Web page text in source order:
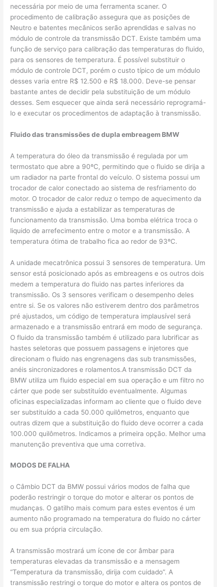
necessária por meio de uma ferramenta scaner. O
procedimento de calibração assegura que as posições de
Neutro e batentes mecânicos serão aprendidas e salvas no
módulo de controle da transmissão DCT. Existe também uma
função de serviço para calibração das temperaturas do fluido,
para os sensores de temperatura. É possível substituir o
módulo de controle DCT, porém o custo típico de um módulo
desses varia entre R$ 12.500 e R$ 18.000. Deve-se pensar
bastante antes de decidir pela substituição de um módulo
desses. Sem esquecer que ainda será necessário reprogramá-
lo e executar os procedimentos de adaptação à transmissão.
Fluido das transmissões de dupla embreagem BMW
A temperatura do óleo da transmissão é regulada por um
termostato que abre a 90ºC, permitindo que o fluido se dirija a
um radiador na parte frontal do veículo. O sistema possui um
trocador de calor conectado ao sistema de resfriamento do
motor. O trocador de calor reduz o tempo de aquecimento da
transmissão e ajuda a estabilizar as temperaturas de
funcionamento da transmissão. Uma bomba elétrica troca o
liquido de arrefecimento entre o motor e a transmissão. A
temperatura ótima de trabalho fica ao redor de 93ºC.
A unidade mecatrônica possui 3 sensores de temperatura. Um
sensor está posicionado após as embreagens e os outros dois
medem a temperatura do fluido nas partes inferiores da
transmissão. Os 3 sensores verificam o desempenho deles
entre si. Se os valores não estiverem dentro dos parâmetros
pré ajustados, um código de temperatura implausível será
armazenado e a transmissão entrará em modo de segurança.
O fluido da transmissão também é utilizado para lubrificar as
hastes seletoras que possuem passagens e injetores que
direcionam o fluido nas engrenagens das sub transmissões,
anéis sincronizadores e rolamentos.A transmissão DCT da
BMW utiliza um fluido especial em sua operação e um filtro no
cárter que pode ser substituído eventualmente. Algumas
oficinas especializadas informam ao cliente que o fluido deve
ser substituído a cada 50.000 quilômetros, enquanto que
outras dizem que a substituição do fluido deve ocorrer a cada
100.000 quilômetros. Indicamos a primeira opção. Melhor uma
manutenção preventiva que uma corretiva.
MODOS DE FALHA
o Câmbio DCT da BMW possui vários modos de falha que
poderão restringir o torque do motor e alterar os pontos de
mudanças. O gatilho mais comum para estes eventos é um
aumento não programado na temperatura do fluido no cárter
ou em sua própria circulação.
A transmissão mostrará um ícone de cor âmbar para
temperaturas elevadas da transmissão e a mensagem
“Temperatura da transmissão, dirija com cuidado”. A
transmissão restringi o torque do motor e altera os pontos de